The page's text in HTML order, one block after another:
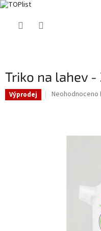
Triko na lahev -
Výprodej
Průměrné
Neohodnoceno